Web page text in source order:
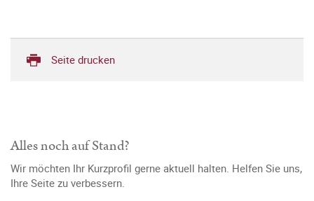
Seite drucken
Alles noch auf Stand?
Wir möchten Ihr Kurzprofil gerne aktuell halten. Helfen Sie uns,
Ihre Seite zu verbessern.